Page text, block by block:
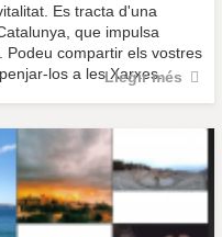
Es tracta d'una
que impulsa
Podeu compartir els vostres
los a les Xarxes.
Llegir més